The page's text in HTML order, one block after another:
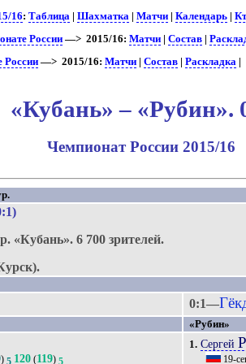
16:Таблица |Шахматка |Матчи |Календарь |
России —> 2015/16:Матчи |Состав |
России —> 2015/16:Матчи |Состав |Раскладка |
«Кубань» – «Рубин».
Чемпионат России 2015/16
«Кубань».6 700 зрителей.
0:1—
«Рубин»
) 120 (119)
1. Сергей
19-